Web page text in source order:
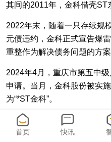
其间的2011年，金科借壳ST
2022年末，随着一只存续规
元债违约，金科正式宣告爆
重整作为解决债务问题的方案
2024年4月，重庆市第五中
申请。当月，金科股份被实
为“*ST金科”。
当年11月，上海品器联合体
北京天娇绿苑房地产开发有
首页 快讯